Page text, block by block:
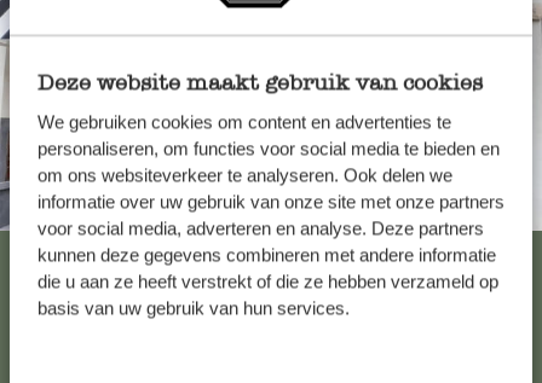
Deze website maakt gebruik van cookies
We gebruiken cookies om content en advertenties te
personaliseren, om functies voor social media te bieden en
om ons websiteverkeer te analyseren. Ook delen we
informatie over uw gebruik van onze site met onze partners
voor social media, adverteren en analyse. Deze partners
kunnen deze gegevens combineren met andere informatie
die u aan ze heeft verstrekt of die ze hebben verzameld op
basis van uw gebruik van hun services.
Immer in der Nähe
Alle 62 Geschäfte anzeigen
18. April 2025
Nur Bewertung, ohne Kommentar
Schöne Qualität
9. Mai 2024
Schöne Qualität, schnelle Lieferung -
Antwort von Dille & Kamille